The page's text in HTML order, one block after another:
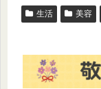
生活 美容